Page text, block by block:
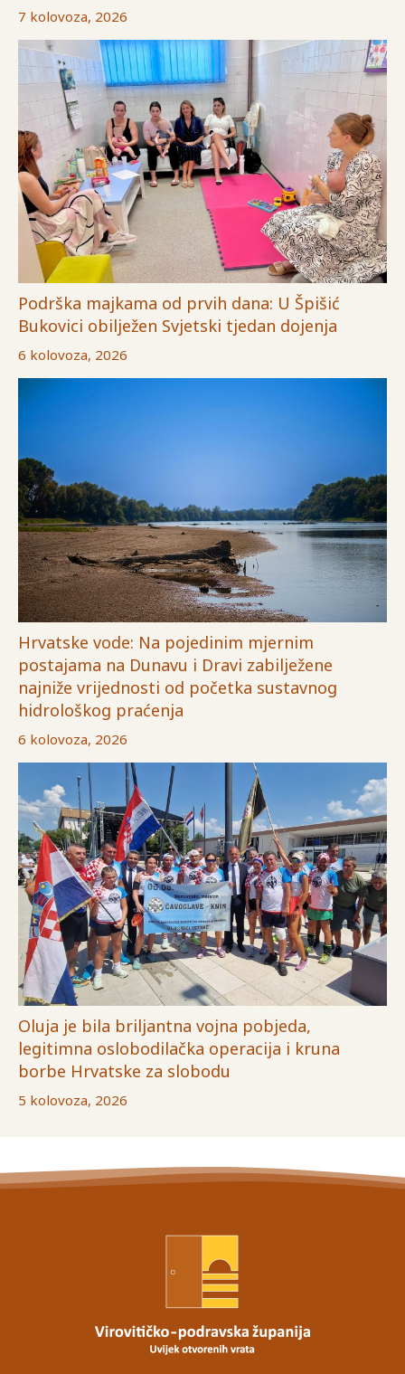
7 kolovoza, 2026
Podrška majkama od prvih dana: U Špišić
Bukovici obilježen Svjetski tjedan dojenja
6 kolovoza, 2026
Hrvatske vode: Na pojedinim mjernim
postajama na Dunavu i Dravi zabilježene
najniže vrijednosti od početka sustavnog
hidrološkog praćenja
6 kolovoza, 2026
Oluja je bila briljantna vojna pobjeda,
legitimna oslobodilačka operacija i kruna
borbe Hrvatske za slobodu
5 kolovoza, 2026